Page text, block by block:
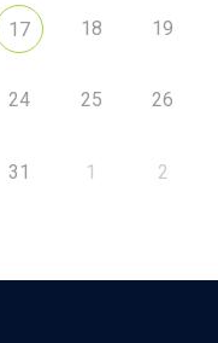
17 18 19
24 25 26
31 1 2